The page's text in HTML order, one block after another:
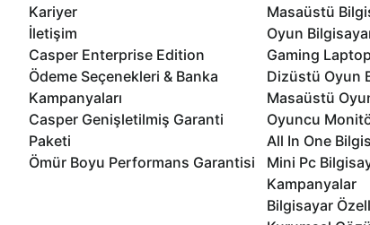
Kariyer
İletişim
Casper Enterprise Edition
Ödeme Seçenekleri & Banka
Kampanyaları
Casper Genişletilmiş Garanti
Paketi
Ömür Boyu Performans Garantisi
Masaüstü
Oyun
Gaming Laptop
Dizüstü Oyun
Masaüstü
Oyuncu
All In One
Mini Pc
Kampanyalar
Bilgisayar